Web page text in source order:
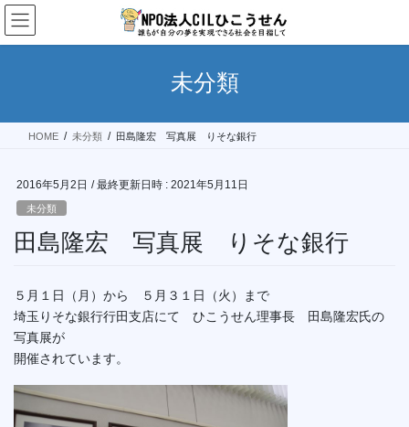
コ
ン
テ
ス
ナ
ビ
ゲ
ン
未分類
HOME 未分類 田島隆宏 写真展 りそな銀行
2016年5月2日 / 最終更新日時 : 2021年5月11日
未分類
田島隆宏 写真展 りそな銀行
５月１日（月）から ５月３１日（火）まで
埼玉りそな銀行行田支店にて ひこうせん理事長 田島隆宏氏の
写真展が
開催されています。